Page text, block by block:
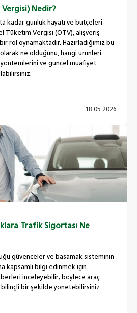
Nedir?
kadar günlük hayatı ve bütçeleri
Tüketim Vergisi (ÖTV), alışveriş
rol oynamaktadır. Hazırladığımız bu
ne olduğunu, hangi ürünleri
yöntemlerini ve güncel muafiyet
18.05.2026
Trafik Sigortası Ne
güvenceler ve basamak sisteminin
kapsamlı bilgi edinmek için
inceleyebilir; böylece araç
bir şekilde yönetebilirsiniz.